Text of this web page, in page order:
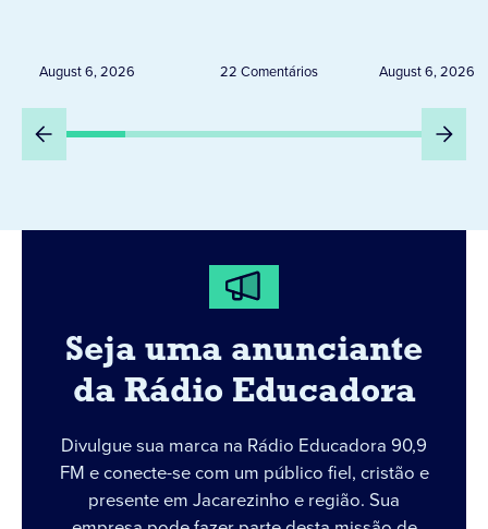
Peru
August 6, 2026 22 Comentários
DESTA
August 6, 2026
Seja uma anunciante
da Rádio Educadora
Divulgue sua marca na Rádio Educadora 90,9
FM e conecte-se com um público fiel, cristão e
presente em Jacarezinho e região. Sua